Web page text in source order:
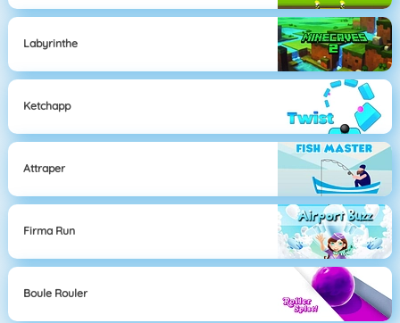
Labyrinthe
Ketchapp
Attraper
Firma Run
Boule Rouler